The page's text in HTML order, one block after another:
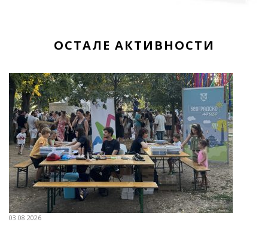
ОСТАЛЕ АКТИВНОСТИ
03.08.2026